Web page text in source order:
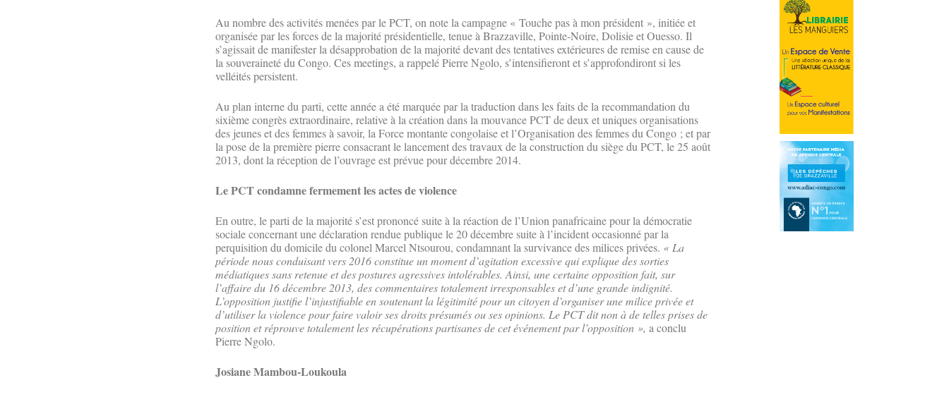
Au nombre des activités menées par le PCT, on note la campagne « Touche pas à mon président », initiée et
organisée par les forces de la majorité présidentielle, tenue à Brazzaville, Pointe-Noire, Dolisie et Ouesso. Il
s’agissait de manifester la désapprobation de la majorité devant des tentatives extérieures de remise en cause de
la souveraineté du Congo. Ces meetings, a rappelé Pierre Ngolo, s’intensifieront et s’approfondiront si les
velléités persistent.
Au plan interne du parti, cette année a été marquée par la traduction dans les faits de la recommandation du
sixième congrès extraordinaire, relative à la création dans la mouvance PCT de deux et uniques organisations
des jeunes et des femmes à savoir, la Force montante congolaise et l’Organisation des femmes du Congo ; et par
la pose de la première pierre consacrant le lancement des travaux de la construction du siège du PCT, le 25 août
2013, dont la réception de l’ouvrage est prévue pour décembre 2014.
Le PCT condamne fermement les actes de violence
En outre, le parti de la majorité s’est prononcé suite à la réaction de l’Union panafricaine pour la démocratie
sociale concernant une déclaration rendue publique le 20 décembre suite à l’incident occasionné par la
perquisition du domicile du colonel Marcel Ntsourou, condamnant la survivance des milices privées. « La
période nous conduisant vers 2016 constitue un moment d’agitation excessive qui explique des sorties
médiatiques sans retenue et des postures agressives intolérables. Ainsi, une certaine opposition fait, sur
l’affaire du 16 décembre 2013, des commentaires totalement irresponsables et d’une grande indignité.
L’opposition justifie l’injustifiable en soutenant la légitimité pour un citoyen d’organiser une milice privée et
d’utiliser la violence pour faire valoir ses droits présumés ou ses opinions. Le PCT dit non à de telles prises de
position et réprouve totalement les récupérations partisanes de cet événement par l’opposition », a conclu
Pierre Ngolo.
Josiane Mambou-Loukoula